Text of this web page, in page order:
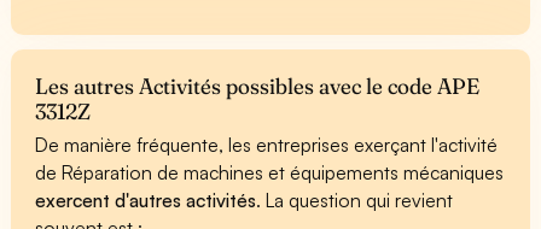
Les autres Activités possibles avec le code APE
3312Z
De manière fréquente, les entreprises exerçant l'activité
de Réparation de machines et équipements mécaniques
exercent d'autres activités. La question qui revient